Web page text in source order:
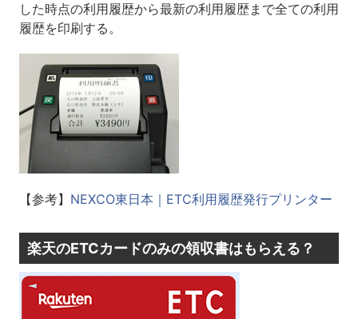
した時点の利用履歴から最新の利用履歴まで全ての利用
履歴を印刷する。
【参考】 NEXCO東日本｜ETC利用履歴発行プリンター
楽天のETCカードのみの領収書はもらえる？